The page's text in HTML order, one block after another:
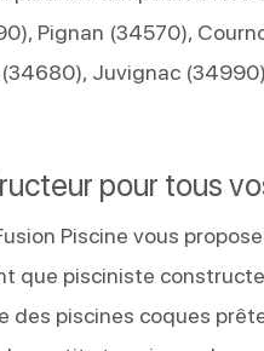
Pignan (34570),
(34680), Juvignac
pour tous
Piscine vous
que pisciniste
des piscines coques